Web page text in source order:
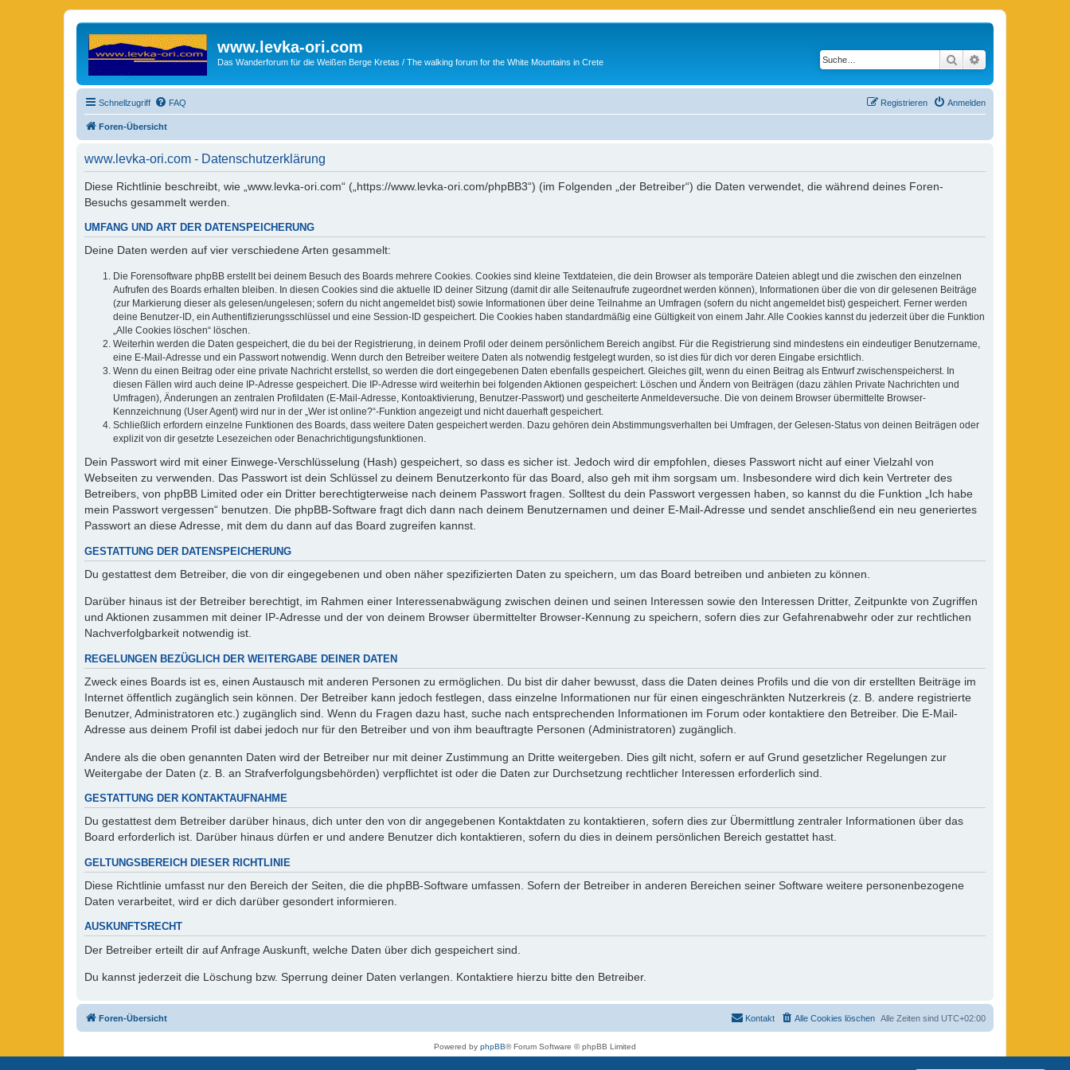
www.levka-ori.com
Das Wanderforum für die Weißen Berge Kretas / The walking forum for the White Mountains in Crete Suche
Schnellzugriff FAQ Anmelden
Registrieren
Foren-Übersicht
www.levka-ori.com - Datenschutzerklärung
Diese Richtlinie beschreibt, wie „www.levka-ori.com“ („https://www.levka-ori.com/phpBB3“) (im Folgenden „der Betreiber“) die Daten verwendet, die während deines Foren-
Besuchs gesammelt werden.
UMFANG UND ART DER DATENSPEICHERUNG
Deine Daten werden auf vier verschiedene Arten gesammelt:
Die Forensoftware phpBB erstellt bei deinem Besuch des Boards mehrere Cookies. Cookies sind kleine Textdateien, die dein Browser als temporäre Dateien ablegt und die zwischen den einzelnen
Aufrufen des Boards erhalten bleiben. In diesen Cookies sind die aktuelle ID deiner Sitzung (damit dir alle Seitenaufrufe zugeordnet werden können), Informationen über die von dir gelesenen Beiträge
(zur Markierung dieser als gelesen/ungelesen; sofern du nicht angemeldet bist) sowie Informationen über deine Teilnahme an Umfragen (sofern du nicht angemeldet bist) gespeichert. Ferner werden
deine Benutzer-ID, ein Authentifizierungsschlüssel und eine Session-ID gespeichert. Die Cookies haben standardmäßig eine Gültigkeit von einem Jahr. Alle Cookies kannst du jederzeit über die Funktion
„Alle Cookies löschen“ löschen.
Weiterhin werden die Daten gespeichert, die du bei der Registrierung, in deinem Profil oder deinem persönlichem Bereich angibst. Für die Registrierung sind mindestens ein eindeutiger Benutzername,
eine E-Mail-Adresse und ein Passwort notwendig. Wenn durch den Betreiber weitere Daten als notwendig festgelegt wurden, so ist dies für dich vor deren Eingabe ersichtlich.
Wenn du einen Beitrag oder eine private Nachricht erstellst, so werden die dort eingegebenen Daten ebenfalls gespeichert. Gleiches gilt, wenn du einen Beitrag als Entwurf zwischenspeicherst. In
diesen Fällen wird auch deine IP-Adresse gespeichert. Die IP-Adresse wird weiterhin bei folgenden Aktionen gespeichert: Löschen und Ändern von Beiträgen (dazu zählen Private Nachrichten und
Umfragen), Änderungen an zentralen Profildaten (E-Mail-Adresse, Kontoaktivierung, Benutzer-Passwort) und gescheiterte Anmeldeversuche. Die von deinem Browser übermittelte Browser-
Kennzeichnung (User Agent) wird nur in der „Wer ist online?“-Funktion angezeigt und nicht dauerhaft gespeichert.
Schließlich erfordern einzelne Funktionen des Boards, dass weitere Daten gespeichert werden. Dazu gehören dein Abstimmungsverhalten bei Umfragen, der Gelesen-Status von deinen Beiträgen oder
explizit von dir gesetzte Lesezeichen oder Benachrichtigungsfunktionen.
Dein Passwort wird mit einer Einwege-Verschlüsselung (Hash) gespeichert, so dass es sicher ist. Jedoch wird dir empfohlen, dieses Passwort nicht auf einer Vielzahl von
Webseiten zu verwenden. Das Passwort ist dein Schlüssel zu deinem Benutzerkonto für das Board, also geh mit ihm sorgsam um. Insbesondere wird dich kein Vertreter des
Betreibers, von phpBB Limited oder ein Dritter berechtigterweise nach deinem Passwort fragen. Solltest du dein Passwort vergessen haben, so kannst du die Funktion „Ich habe
mein Passwort vergessen“ benutzen. Die phpBB-Software fragt dich dann nach deinem Benutzernamen und deiner E-Mail-Adresse und sendet anschließend ein neu generiertes
Passwort an diese Adresse, mit dem du dann auf das Board zugreifen kannst.
GESTATTUNG DER DATENSPEICHERUNG
Du gestattest dem Betreiber, die von dir eingegebenen und oben näher spezifizierten Daten zu speichern, um das Board betreiben und anbieten zu können.
Darüber hinaus ist der Betreiber berechtigt, im Rahmen einer Interessenabwägung zwischen deinen und seinen Interessen sowie den Interessen Dritter, Zeitpunkte von Zugriffen
und Aktionen zusammen mit deiner IP-Adresse und der von deinem Browser übermittelter Browser-Kennung zu speichern, sofern dies zur Gefahrenabwehr oder zur rechtlichen
Nachverfolgbarkeit notwendig ist.
REGELUNGEN BEZÜGLICH DER WEITERGABE DEINER DATEN
Zweck eines Boards ist es, einen Austausch mit anderen Personen zu ermöglichen. Du bist dir daher bewusst, dass die Daten deines Profils und die von dir erstellten Beiträge im
Internet öffentlich zugänglich sein können. Der Betreiber kann jedoch festlegen, dass einzelne Informationen nur für einen eingeschränkten Nutzerkreis (z. B. andere registrierte
Benutzer, Administratoren etc.) zugänglich sind. Wenn du Fragen dazu hast, suche nach entsprechenden Informationen im Forum oder kontaktiere den Betreiber. Die E-Mail-
Adresse aus deinem Profil ist dabei jedoch nur für den Betreiber und von ihm beauftragte Personen (Administratoren) zugänglich.
Andere als die oben genannten Daten wird der Betreiber nur mit deiner Zustimmung an Dritte weitergeben. Dies gilt nicht, sofern er auf Grund gesetzlicher Regelungen zur
Weitergabe der Daten (z. B. an Strafverfolgungsbehörden) verpflichtet ist oder die Daten zur Durchsetzung rechtlicher Interessen erforderlich sind.
GESTATTUNG DER KONTAKTAUFNAHME
Du gestattest dem Betreiber darüber hinaus, dich unter den von dir angegebenen Kontaktdaten zu kontaktieren, sofern dies zur Übermittlung zentraler Informationen über das
Board erforderlich ist. Darüber hinaus dürfen er und andere Benutzer dich kontaktieren, sofern du dies in deinem persönlichen Bereich gestattet hast.
GELTUNGSBEREICH DIESER RICHTLINIE
Diese Richtlinie umfasst nur den Bereich der Seiten, die die phpBB-Software umfassen. Sofern der Betreiber in anderen Bereichen seiner Software weitere personenbezogene
Daten verarbeitet, wird er dich darüber gesondert informieren.
AUSKUNFTSRECHT
Der Betreiber erteilt dir auf Anfrage Auskunft, welche Daten über dich gespeichert sind.
Du kannst jederzeit die Löschung bzw. Sperrung deiner Daten verlangen. Kontaktiere hierzu bitte den Betreiber.
Foren-Übersicht Alle Zeiten sind UTC+02:00
Alle Cookies löschen
Kontakt
Powered by phpBB® Forum Software © phpBB Limited